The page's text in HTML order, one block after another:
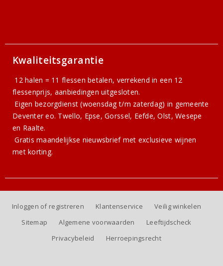
Kwaliteitsgarantie
12 halen = 11 flessen betalen, verrekend in een 12
flessenprijs, aanbiedingen uitgesloten.
Eigen bezorgdienst (woensdag t/m zaterdag) in gemeente
Deventer eo. Twello, Epse, Gorssel, Eefde, Olst, Wesepe
en Raalte.
Gratismaandelijkse nieuwsbriefmet exclusieve wijnen
met korting.
Inloggen of registreren Klantenservice
Veilig winkelen
Sitemap
Algemene voorwaarden
Leeftijdscheck
Privacybeleid
Herroepingsrecht